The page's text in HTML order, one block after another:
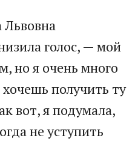
голос, — мой
но я очень много
получить ту
вот, я подумала,
не уступить